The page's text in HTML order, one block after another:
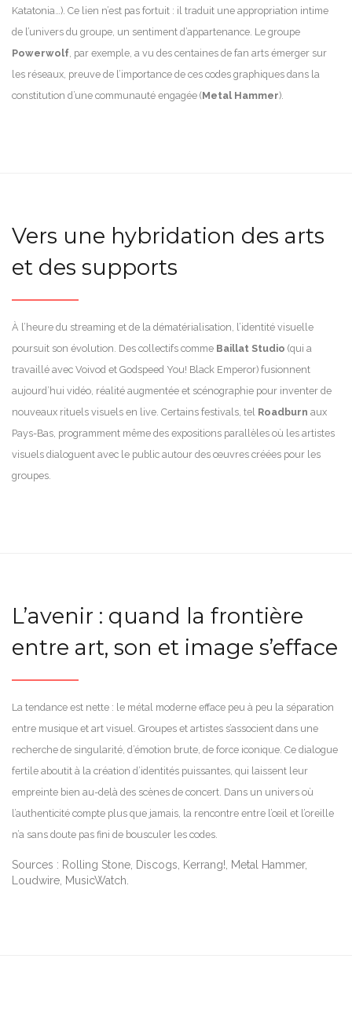
Katatonia…). Ce lien n’est pas fortuit : il traduit une appropriation intime
de l’univers du groupe, un sentiment d’appartenance. Le groupe
Powerwolf , par exemple, a vu des centaines de fan arts émerger sur
les réseaux, preuve de l’importance de ces codes graphiques dans la
constitution d’une communauté engagée (Metal Hammer).
Vers une hybridation des arts
et des supports
À l’heure du streaming et de la dématérialisation, l’identité visuelle
poursuit son évolution. Des collectifs comme Baillat Studio (qui a
travaillé avec Voivod et Godspeed You! Black Emperor) fusionnent
aujourd’hui vidéo, réalité augmentée et scénographie pour inventer de
nouveaux rituels visuels en live. Certains festivals, tel Roadburn aux
Pays-Bas, programment même des expositions parallèles où les artistes
visuels dialoguent avec le public autour des œuvres créées pour les
groupes.
L’avenir : quand la frontière
entre art, son et image s’efface
La tendance est nette : le métal moderne efface peu à peu la séparation
entre musique et art visuel. Groupes et artistes s’associent dans une
recherche de singularité, d’émotion brute, de force iconique. Ce dialogue
fertile aboutit à la création d’identités puissantes, qui laissent leur
empreinte bien au-delà des scènes de concert. Dans un univers où
l’authenticité compte plus que jamais, la rencontre entre l’œil et l’oreille
n’a sans doute pas fini de bousculer les codes.
Sources : Rolling Stone, Discogs, Kerrang!, Metal Hammer,
Loudwire, MusicWatch.